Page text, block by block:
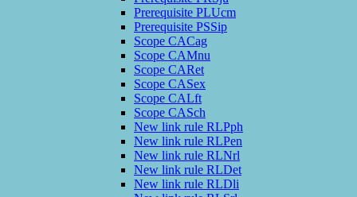
Prerequisite PLUcm
Prerequisite PSSip
Scope CACag
Scope CAMnu
Scope CARet
Scope CASex
Scope CALft
Scope CASch
New link rule RLPph
New link rule RLPen
New link rule RLNrl
New link rule RLDet
New link rule RLDli